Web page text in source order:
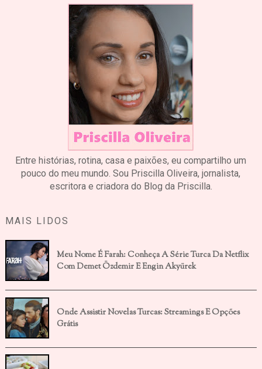
Entre histórias, rotina, casa e paixões, eu compartilho um
pouco do meu mundo. Sou Priscilla Oliveira, jornalista,
escritora e criadora do Blog da Priscilla.
MAIS LIDOS
Meu Nome É Farah: Conheça A Série Turca Da Netflix
Com Demet Özdemir E Engin Akyürek
Onde Assistir Novelas Turcas: Streamings E Opções
Grátis